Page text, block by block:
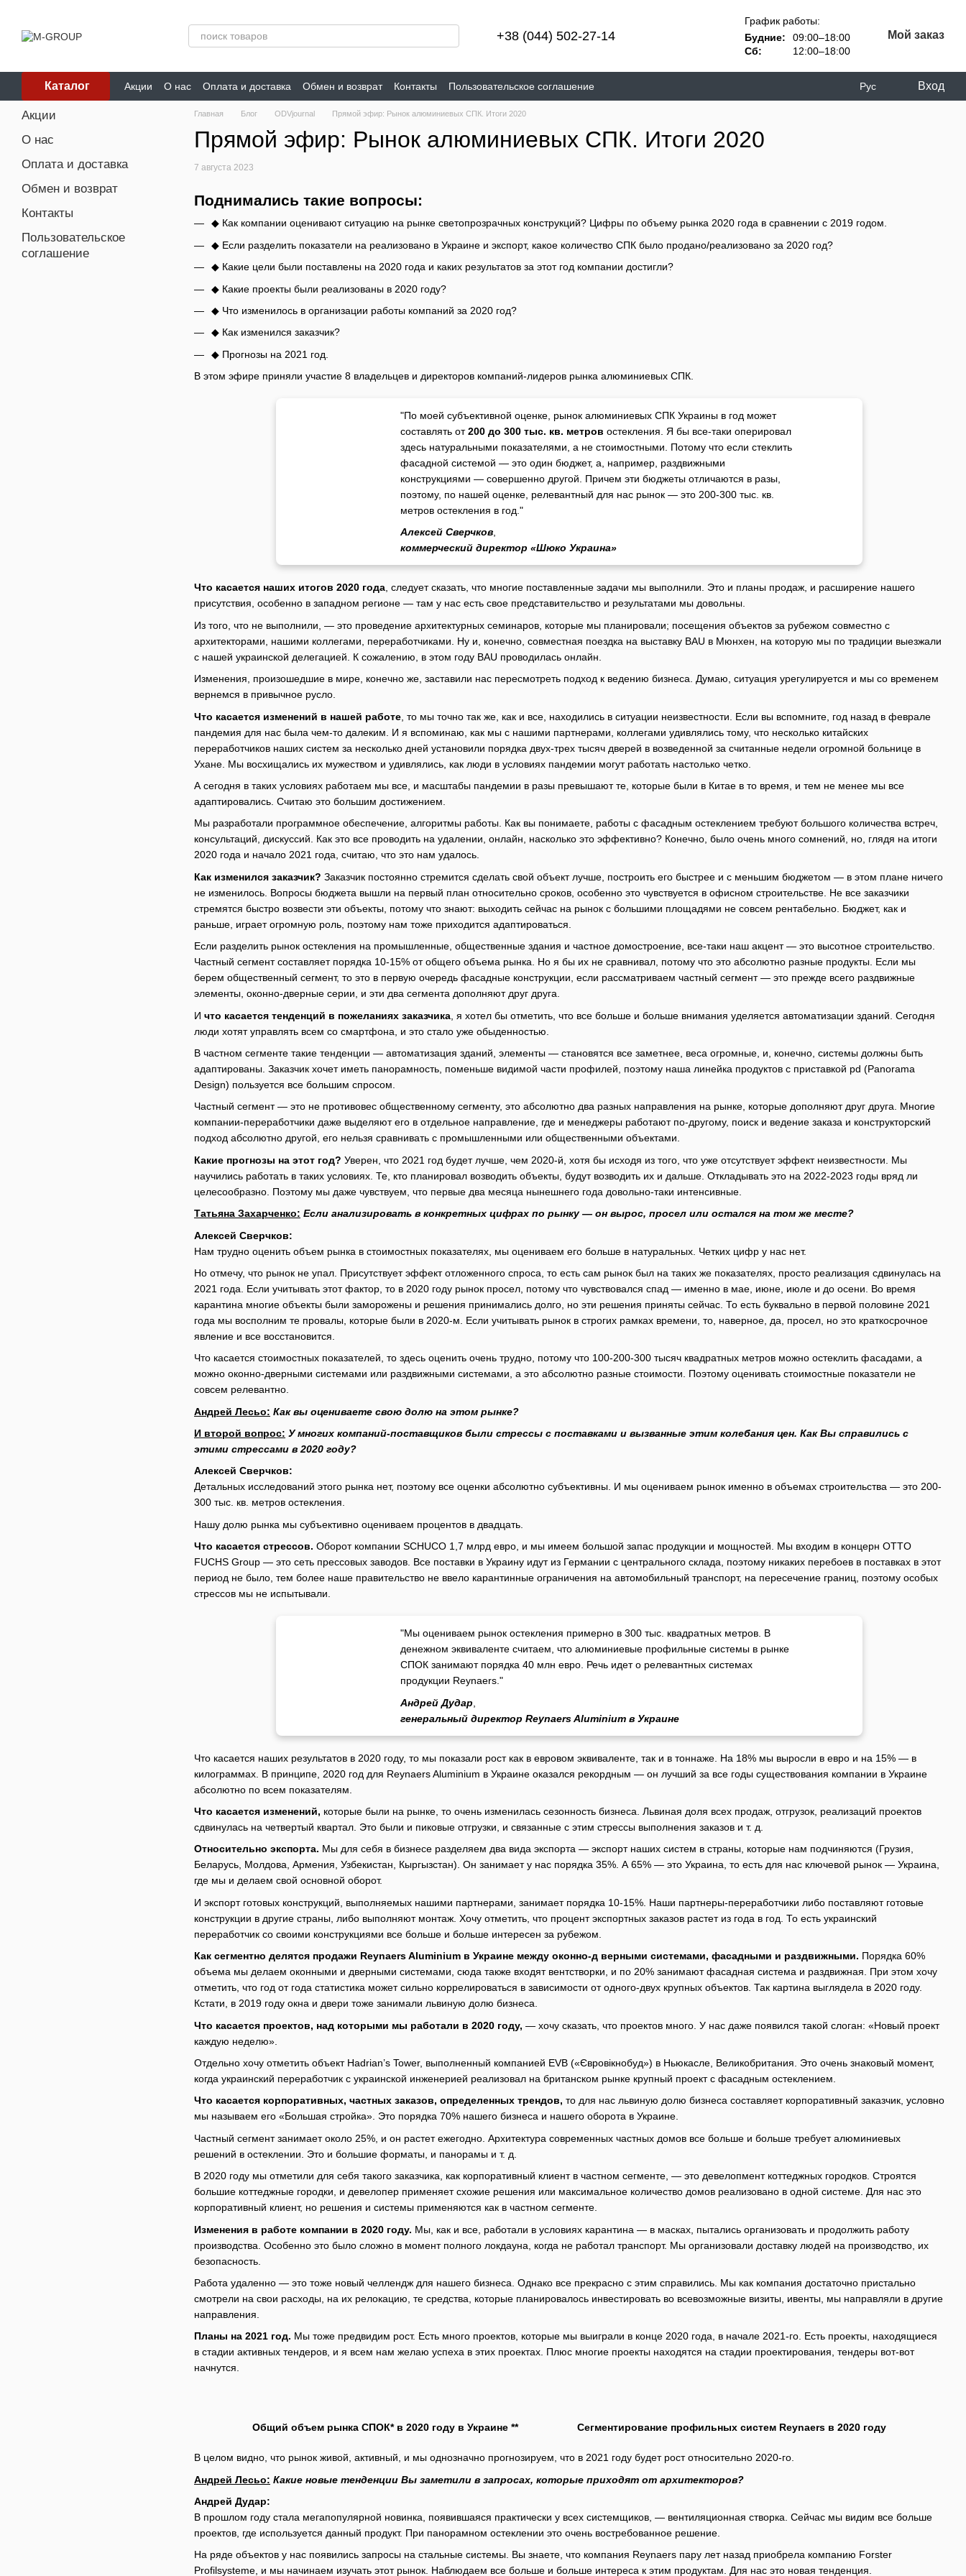
+38 (044) 502-27-14
График работы:
Будние:
09:00–18:00
Сб:
12:00–18:00
Мой заказ
Каталог Акции О нас Оплата и доставка Обмен и возврат Контакты Пользовательское соглашение Рус Вход
Главная Блог ODVjournal Прямой эфир: Рынок алюминиевых СПК. Итоги 2020
Прямой эфир: Рынок алюминиевых СПК. Итоги 2020
7 августа 2023
Поднимались такие вопросы:
◆ Как компании оценивают ситуацию на рынке светопрозрачных конструкций? Цифры по объему рынка 2020 года в сравнении с 2019 годом.
◆ Если разделить показатели на реализовано в Украине и экспорт, какое количество СПК было продано/реализовано за 2020 год?
◆ Какие цели были поставлены на 2020 года и каких результатов за этот год компании достигли?
◆ Какие проекты были реализованы в 2020 году?
◆ Что изменилось в организации работы компаний за 2020 год?
◆ Как изменился заказчик?
◆ Прогнозы на 2021 год.
В этом эфире приняли участие 8 владельцев и директоров компаний-лидеров рынка алюминиевых СПК.
"По моей субъективной оценке, рынок алюминиевых СПК Украины в год может
составлять от200 до 300 тыс. кв. метров остекления. Я бы все-таки оперировал
здесь натуральными показателями, а не стоимостными. Потому что если стеклить
фасадной системой — это один бюджет, а, например, раздвижными
конструкциями — совершенно другой. Причем эти бюджеты отличаются в разы,
поэтому, по нашей оценке, релевантный для нас рынок — это 200-300 тыс. кв.
метров остекления в год."
Алексей Сверчков,
коммерческий директор «Шюко Украина»
Что касается наших итогов 2020 года, следует сказать, что многие поставленные задачи мы выполнили. Это и планы продаж, и расширение нашего
присутствия, особенно в западном регионе — там у нас есть свое представительство и результатами мы довольны.
Из того, что не выполнили, — это проведение архитектурных семинаров, которые мы планировали; посещения объектов за рубежом совместно с
архитекторами, нашими коллегами, переработчиками. Ну и, конечно, совместная поездка на выставку BAU в Мюнхен, на которую мы по традиции выезжали
с нашей украинской делегацией. К сожалению, в этом году BAU проводилась онлайн.
Изменения, произошедшие в мире, конечно же, заставили нас пересмотреть подход к ведению бизнеса. Думаю, ситуация урегулируется и мы со временем
вернемся в привычное русло.
Что касается изменений в нашей работе , то мы точно так же, как и все, находились в ситуации неизвестности. Если вы вспомните, год назад в феврале
пандемия для нас была чем-то далеким. И я вспоминаю, как мы с нашими партнерами, коллегами удивлялись тому, что несколько китайских
переработчиков наших систем за несколько дней установили порядка двух-трех тысяч дверей в возведенной за считанные недели огромной больнице в
Ухане. Мы восхищались их мужеством и удивлялись, как люди в условиях пандемии могут работать настолько четко.
А сегодня в таких условиях работаем мы все, и масштабы пандемии в разы превышают те, которые были в Китае в то время, и тем не менее мы все
адаптировались. Считаю это большим достижением.
Мы разработали программное обеспечение, алгоритмы работы. Как вы понимаете, работы с фасадным остеклением требуют большого количества встреч,
консультаций, дискуссий. Как это все проводить на удалении, онлайн, насколько это эффективно? Конечно, было очень много сомнений, но, глядя на итоги
2020 года и начало 2021 года, считаю, что это нам удалось.
Как изменился заказчик? Заказчик постоянно стремится сделать свой объект лучше, построить его быстрее и с меньшим бюджетом — в этом плане ничего
не изменилось. Вопросы бюджета вышли на первый план относительно сроков, особенно это чувствуется в офисном строительстве. Не все заказчики
стремятся быстро возвести эти объекты, потому что знают: выходить сейчас на рынок с большими площадями не совсем рентабельно. Бюджет, как и
раньше, играет огромную роль, поэтому нам тоже приходится адаптироваться.
Если разделить рынок остекления на промышленные, общественные здания и частное домостроение, все-таки наш акцент — это высотное строительство.
Частный сегмент составляет порядка 10-15% от общего объема рынка. Но я бы их не сравнивал, потому что это абсолютно разные продукты. Если мы
берем общественный сегмент, то это в первую очередь фасадные конструкции, если рассматриваем частный сегмент — это прежде всего раздвижные
элементы, оконно-дверные серии, и эти два сегмента дополняют друг друга.
И что касается тенденций в пожеланиях заказчика , я хотел бы отметить, что все больше и больше внимания уделяется автоматизации зданий. Сегодня
люди хотят управлять всем со смартфона, и это стало уже обыденностью.
В частном сегменте такие тенденции — автоматизация зданий, элементы — становятся все заметнее, веса огромные, и, конечно, системы должны быть
адаптированы. Заказчик хочет иметь панорамность, поменьше видимой части профилей, поэтому наша линейка продуктов с приставкой pd (Panorama
Design) пользуется все большим спросом.
Частный сегмент — это не противовес общественному сегменту, это абсолютно два разных направления на рынке, которые дополняют друг друга. Многие
компании-переработчики даже выделяют его в отдельное направление, где и менеджеры работают по-другому, поиск и ведение заказа и конструкторский
подход абсолютно другой, его нельзя сравнивать с промышленными или общественными объектами.
Какие прогнозы на этот год? Уверен, что 2021 год будет лучше, чем 2020-й, хотя бы исходя из того, что уже отсутствует эффект неизвестности. Мы
научились работать в таких условиях. Те, кто планировал возводить объекты, будут возводить их и дальше. Откладывать это на 2022-2023 годы вряд ли
целесообразно. Поэтому мы даже чувствуем, что первые два месяца нынешнего года довольно-таки интенсивные.
Татьяна Захарченко: Если анализировать в конкретных цифрах по рынку — он вырос, просел или остался на том же месте?
Алексей Сверчков:
Нам трудно оценить объем рынка в стоимостных показателях, мы оцениваем его больше в натуральных. Четких цифр у нас нет.
Но отмечу, что рынок не упал. Присутствует эффект отложенного спроса, то есть сам рынок был на таких же показателях, просто реализация сдвинулась на
2021 года. Если учитывать этот фактор, то в 2020 году рынок просел, потому что чувствовался спад — именно в мае, июне, июле и до осени. Во время
карантина многие объекты были заморожены и решения принимались долго, но эти решения приняты сейчас. То есть буквально в первой половине 2021
года мы восполним те провалы, которые были в 2020-м. Если учитывать рынок в строгих рамках времени, то, наверное, да, просел, но это краткосрочное
явление и все восстановится.
Что касается стоимостных показателей, то здесь оценить очень трудно, потому что 100-200-300 тысяч квадратных метров можно остеклить фасадами, а
можно оконно-дверными системами или раздвижными системами, а это абсолютно разные стоимости. Поэтому оценивать стоимостные показатели не
совсем релевантно.
Андрей Лесьо: Как вы оцениваете свою долю на этом рынке?
И второй вопрос: У многих компаний-поставщиков были стрессы с поставками и вызванные этим колебания цен. Как Вы справились с
этими стрессами в 2020 году?
Алексей Сверчков:
Детальных исследований этого рынка нет, поэтому все оценки абсолютно субъективны. И мы оцениваем рынок именно в объемах строительства — это 200-
300 тыс. кв. метров остекления.
Нашу долю рынка мы субъективно оцениваем процентов в двадцать.
Что касается стрессов. Оборот компании SCHUCO 1,7 млрд евро, и мы имеем большой запас продукции и мощностей. Мы входим в концерн OTTO
FUCHS Group — это сеть прессовых заводов. Все поставки в Украину идут из Германии с центрального склада, поэтому никаких перебоев в поставках в этот
период не было, тем более наше правительство не ввело карантинные ограничения на автомобильный транспорт, на пересечение границ, поэтому особых
стрессов мы не испытывали.
"Мы оцениваем рынок остекления примерно в 300 тыс. квадратных метров. В
денежном эквиваленте считаем, что алюминиевые профильные системы в рынке
СПОК занимают порядка 40 млн евро. Речь идет о релевантных системах
продукции Reynaers."
Андрей Дудар
генеральный директор Reynaers Aluminium в Украине
Что касается наших результатов в 2020 году, то мы показали рост как в евровом эквиваленте, так и в тоннаже. На 18% мы выросли в евро и на 15% — в
килограммах. В принципе, 2020 год для Reynaers Aluminium в Украине оказался рекордным — он лучший за все годы существования компании в Украине
абсолютно по всем показателям.
Что касается изменений, которые были на рынке, то очень изменилась сезонность бизнеса. Львиная доля всех продаж, отгрузок, реализаций проектов
сдвинулась на четвертый квартал. Это были и пиковые отгрузки, и связанные с этим стрессы выполнения заказов и т. д.
Относительно экспорта. Мы для себя в бизнесе разделяем два вида экспорта — экспорт наших систем в страны, которые нам подчиняются (Грузия,
Беларусь, Молдова, Армения, Узбекистан, Кыргызстан). Он занимает у нас порядка 35%. А 65% — это Украина, то есть для нас ключевой рынок — Украина,
где мы и делаем свой основной оборот.
И экспорт готовых конструкций, выполняемых нашими партнерами, занимает порядка 10-15%. Наши партнеры-переработчики либо поставляют готовые
конструкции в другие страны, либо выполняют монтаж. Хочу отметить, что процент экспортных заказов растет из года в год. То есть украинский
переработчик со своими конструкциями все больше и больше интересен за рубежом.
Как сегментно делятся продажи Reynaers Aluminium в Украине между оконно-д верными системами, фасадными и раздвижными. Порядка 60%
объема мы делаем оконными и дверными системами, сюда также входят вентстворки, и по 20% занимают фасадная система и раздвижная. При этом хочу
отметить, что год от года статистика может сильно коррелироваться в зависимости от одного-двух крупных объектов. Так картина выглядела в 2020 году.
Кстати, в 2019 году окна и двери тоже занимали львиную долю бизнеса.
Что касается проектов, над которыми мы работали в 2020 году, — хочу сказать, что проектов много. У нас даже появился такой слоган: «Новый проект
каждую неделю».
Отдельно хочу отметить объект Hadrian’s Tower, выполненный компанией EVB («Євровікнобуд») в Ньюкасле, Великобритания. Это очень знаковый момент,
когда украинский переработчик с украинской инженерией реализовал на британском рынке крупный проект с фасадным остеклением.
Что касается корпоративных, частных заказов, определенных трендов, то для нас львиную долю бизнеса составляет корпоративный заказчик, условно
мы называем его «Большая стройка». Это порядка 70% нашего бизнеса и нашего оборота в Украине.
Частный сегмент занимает около 25%, и он растет ежегодно. Архитектура современных частных домов все больше и больше требует алюминиевых
решений в остеклении. Это и большие форматы, и панорамы и т. д.
В 2020 году мы отметили для себя такого заказчика, как корпоративный клиент в частном сегменте, — это девелопмент коттеджных городков. Строятся
большие коттеджные городки, и девелопер применяет схожие решения или максимальное количество домов реализовано в одной системе. Для нас это
корпоративный клиент, но решения и системы применяются как в частном сегменте.
Изменения в работе компании в 2020 году. Мы, как и все, работали в условиях карантина — в масках, пытались организовать и продолжить работу
производства. Особенно это было сложно в момент полного локдауна, когда не работал транспорт. Мы организовали доставку людей на производство, их
безопасность.
Работа удаленно — это тоже новый челлендж для нашего бизнеса. Однако все прекрасно с этим справились. Мы как компания достаточно пристально
смотрели на свои расходы, на их релокацию, те средства, которые планировалось инвестировать во всевозможные визиты, ивенты, мы направляли в другие
направления.
Планы на 2021 год. Мы тоже предвидим рост. Есть много проектов, которые мы выиграли в конце 2020 года, в начале 2021-го. Есть проекты, находящиеся
в стадии активных тендеров, и я всем нам желаю успеха в этих проектах. Плюс многие проекты находятся на стадии проектирования, тендеры вот-вот
начнутся.
Общий объем рынка СПОК* в 2020 году в Украине ** Сегментирование профильных систем Reynaers в 2020 году
В целом видно, что рынок живой, активный, и мы однозначно прогнозируем, что в 2021 году будет рост относительно 2020-го.
Андрей Лесьо: Какие новые тенденции Вы заметили в запросах, которые приходят от архитекторов?
Андрей Дудар:
В прошлом году стала мегапопулярной новинка, появившаяся практически у всех системщиков, — вентиляционная створка. Сейчас мы видим все больше
проектов, где используется данный продукт. При панорамном остеклении это очень востребованное решение.
На ряде объектов у нас появились запросы на стальные системы. Вы знаете, что компания Reynaers пару лет назад приобрела компанию Forster
Profilsysteme, и мы начинаем изучать этот рынок. Наблюдаем все больше и больше интереса к этим продуктам. Для нас это новая тенденция.
Акции
О нас
Оплата и доставка
Обмен и возврат
Контакты
Пользовательское
соглашение